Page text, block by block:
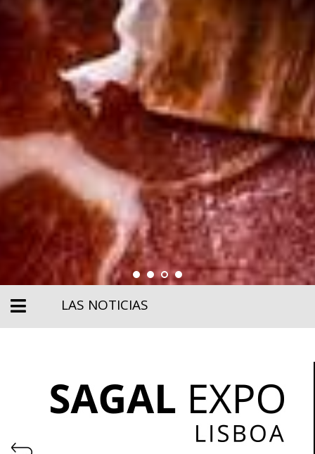
LAS NOTICIAS